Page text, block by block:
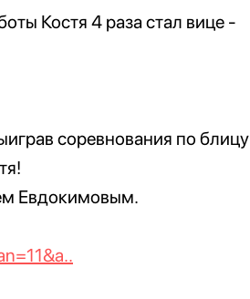
Костя 4 раза стал вице -
соревнования по блицу
Евдокимовым.